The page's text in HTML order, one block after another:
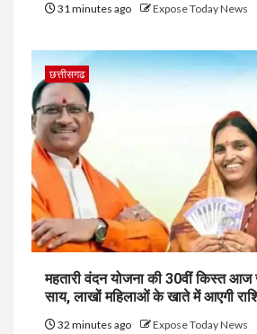
31 minutes ago Expose Today News
छत्तीसगढ
महतारी वंदन योजना की 30वीं किस्त आज
साय, लाखों महिलाओं के खाते में आएगी
32 minutes ago Expose Today News